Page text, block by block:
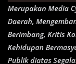
Merupakan Media
Daerah,
Berimbang, Kritis
Kehidupan
Publik diatas